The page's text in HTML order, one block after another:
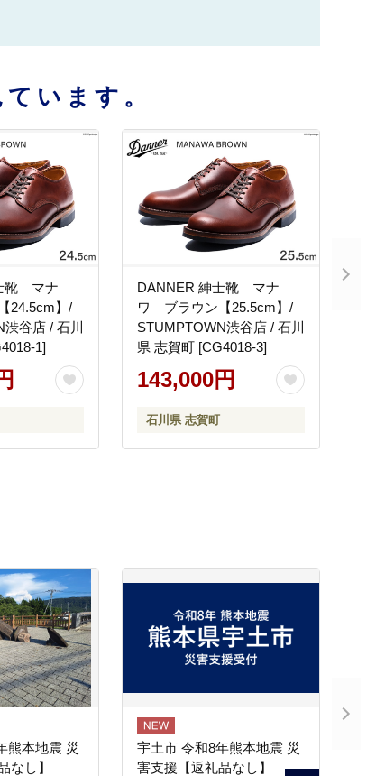
います。
靴 マナ
24.5cm】/
谷店 / 石川
1]
DANNER 紳士靴 マナ
ワ ブラウン【25.5cm】/
STUMPTOWN渋谷店 / 石川
県 志賀町 [CG4018-3]
143,000円
石川県 志賀町
熊本地震 災
なし】
宇土市 令和8年熊本地震 災
害支援【返礼品なし】